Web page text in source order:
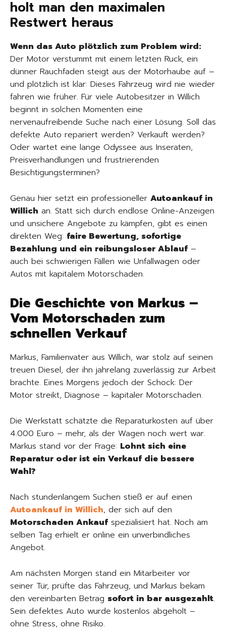
holt man den maximalen
Restwert heraus
Wenn das Auto plötzlich zum Problem wird:
Der Motor verstummt mit einem letzten Ruck, ein
dünner Rauchfaden steigt aus der Motorhaube auf –
und plötzlich ist klar: Dieses Fahrzeug wird nie wieder
fahren wie früher. Für viele Autobesitzer in Willich
beginnt in solchen Momenten eine
nervenaufreibende Suche nach einer Lösung. Soll das
defekte Auto repariert werden? Verkauft werden?
Oder wartet eine lange Odyssee aus Inseraten,
Preisverhandlungen und frustrierenden
Besichtigungsterminen?
Genau hier setzt ein professioneller Autoankauf in
Willich an. Statt sich durch endlose Online-Anzeigen
und unsichere Angebote zu kämpfen, gibt es einen
direkten Weg: faire Bewertung, sofortige
Bezahlung und ein reibungsloser Ablauf –
auch bei schwierigen Fällen wie Unfallwagen oder
Autos mit kapitalem Motorschaden.
Die Geschichte von Markus –
Vom Motorschaden zum
schnellen Verkauf
Markus, Familienvater aus Willich, war stolz auf seinen
treuen Diesel, der ihn jahrelang zuverlässig zur Arbeit
brachte. Eines Morgens jedoch der Schock: Der
Motor streikt, Diagnose – kapitaler Motorschaden.
Die Werkstatt schätzte die Reparaturkosten auf über
4.000 Euro – mehr, als der Wagen noch wert war.
Markus stand vor der Frage: Lohnt sich eine
Reparatur oder ist ein Verkauf die bessere
Wahl?
Nach stundenlangem Suchen stieß er auf einen
Autoankauf in Willich, der sich auf den
Motorschaden Ankauf spezialisiert hat. Noch am
selben Tag erhielt er online ein unverbindliches
Angebot.
Am nächsten Morgen stand ein Mitarbeiter vor
seiner Tür, prüfte das Fahrzeug, und Markus bekam
den vereinbarten Betrag sofort in bar ausgezahlt.
Sein defektes Auto wurde kostenlos abgeholt –
ohne Stress, ohne Risiko.